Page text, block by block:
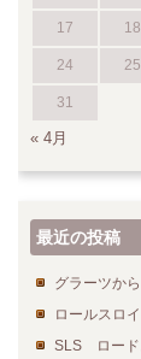
17 18
24 25
31
« 4月
最近の投稿
グラーツか
ロールスロ
SLS ロー